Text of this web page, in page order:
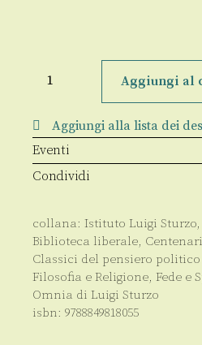
religiosi
quantità
Aggiungi al
Aggiungi alla lista dei
Eventi
Condividi
collana: Istituto Luigi Sturzo,
Biblioteca liberale,
Classici del pensiero
Filosofia e Religione, Fede e
Omnia di Luigi Sturzo
isbn: 9788849818055